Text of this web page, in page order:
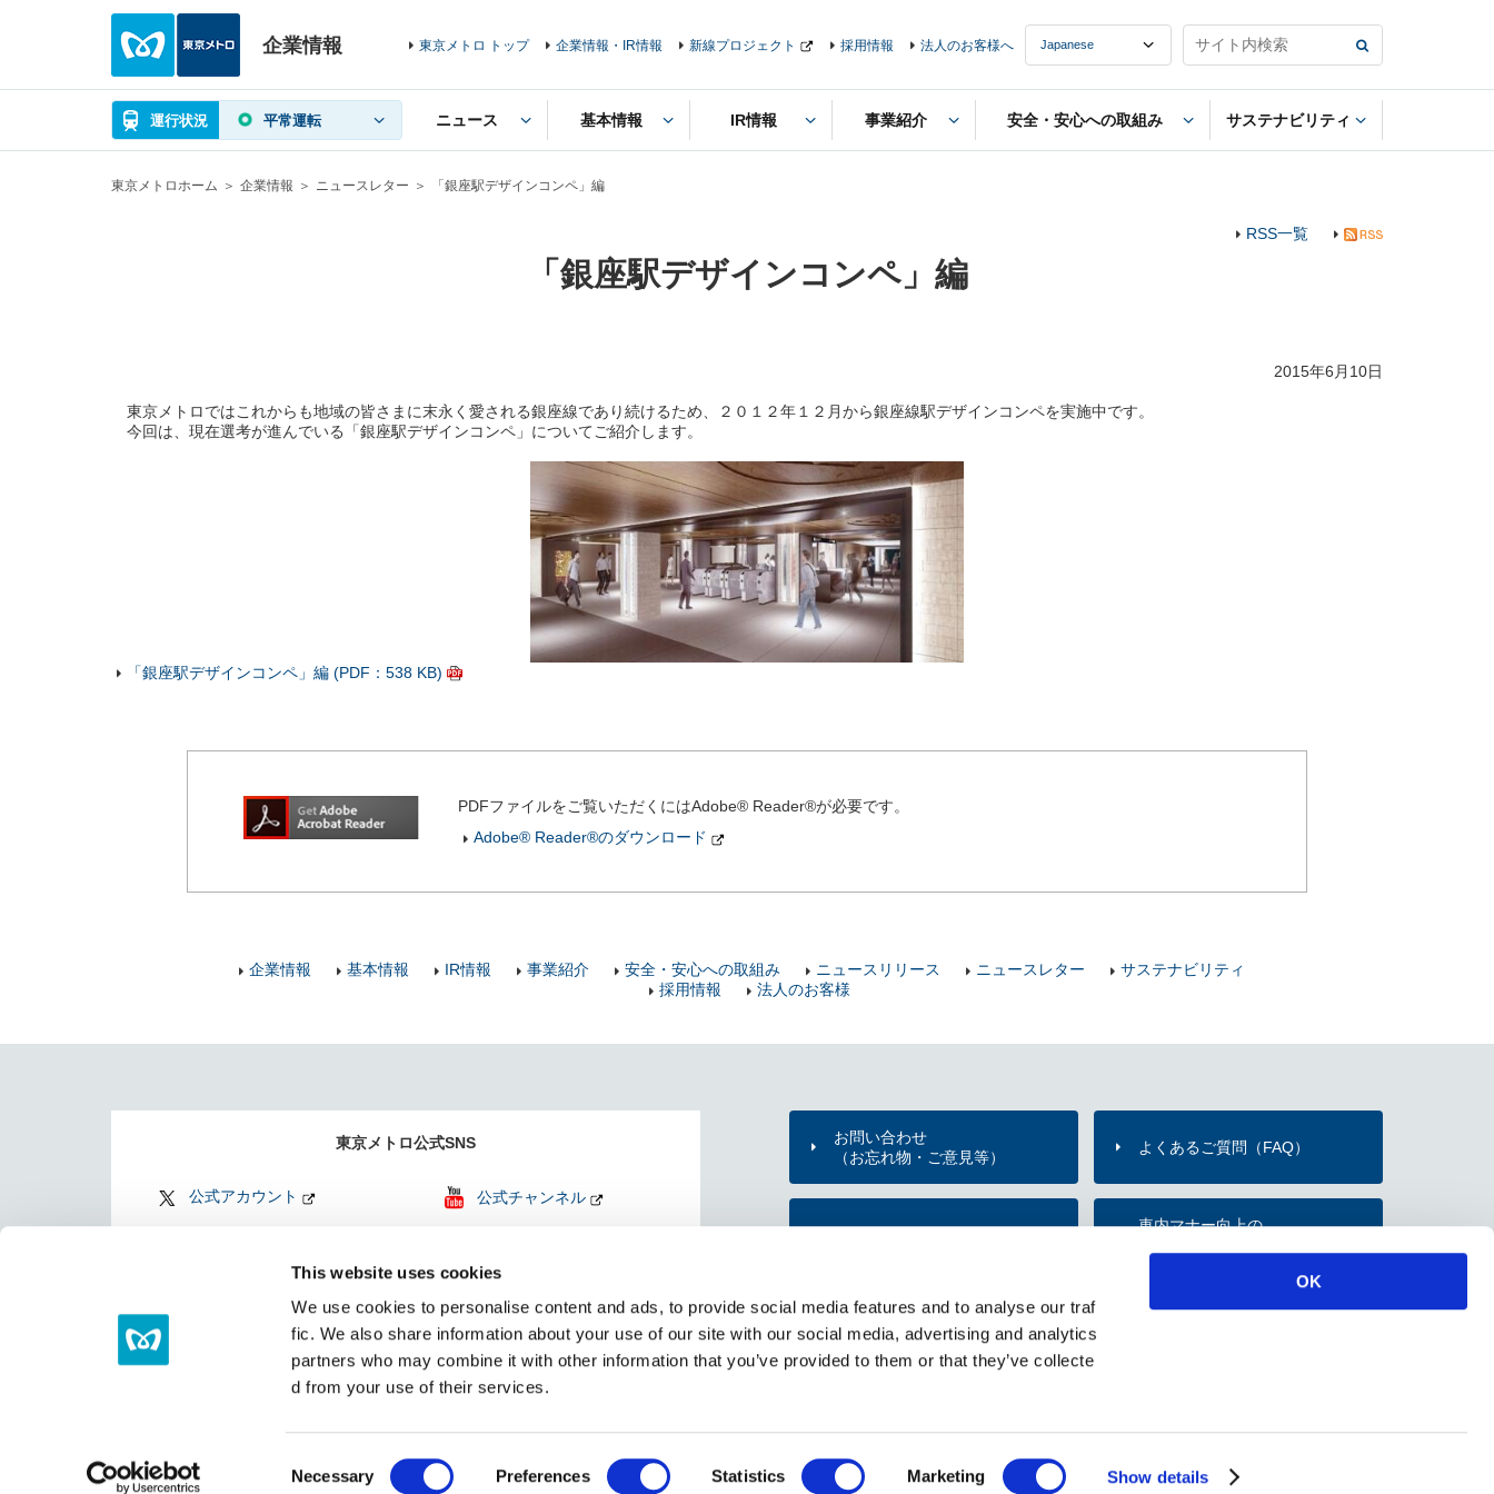
This website uses cookies
We use cookies to personalise content and ads, to provide social media features and to analyse our traf
fic. We also share information about your use of our site with our social media, advertising and analytics
partners who may combine it with other information that you’ve provided to them or that they’ve collecte
d from your use of their services.
o
Necessary Preferences Statistics Marketing Show details
OK
企業情報
運行状況 平常運転 ニュース 基本情報 IR情報 事業紹介 安全・安心への取組み サステナビリティ
東京メトロ トップ 企業情報・IR情報 新線プロジェクト 採用情報 法人のお客様へ
東京メトロホーム 企業情報 ニュースレター 「銀座駅デザインコンペ」編
RSS一覧
「銀座駅デザインコンペ」編
2015年6月10日
東京メトロではこれからも地域の皆さまに末永く愛される銀座線であり続けるため、２０１２年１２月から銀座線駅デザインコンペを実施中です。
今回は、現在選考が進んでいる「銀座駅デザインコンペ」についてご紹介します。
「銀座駅デザインコンペ」編 (PDF：538 KB)
PDFファイルをご覧いただくにはAdobe® Reader®が必要です。
Adobe® Reader®のダウンロード
企業情報 基本情報 IR情報 事業紹介 安全・安心への取組み ニュースリリース ニュースレター
サステナビリティ
採用情報
法人のお客様
東京メトロ公式SNS
公式アカウント 公式チャンネル
（メトニュー）
お問い合わせ
（お忘れ物・ご意見等）
よくあるご質問（FAQ）
車内マナー向上の
東京メトロ公式アプリのご紹介
Copyright © Tokyo Metro Co., Ltd All rights reserved.